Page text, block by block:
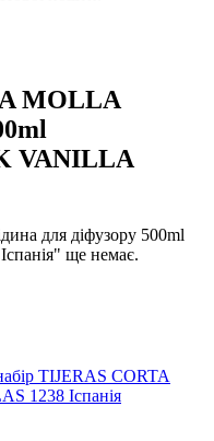
MOLLA
VANILLA
для діфузору 500ml
ще немає.
TIJERAS CORTA
1238 Іспанія